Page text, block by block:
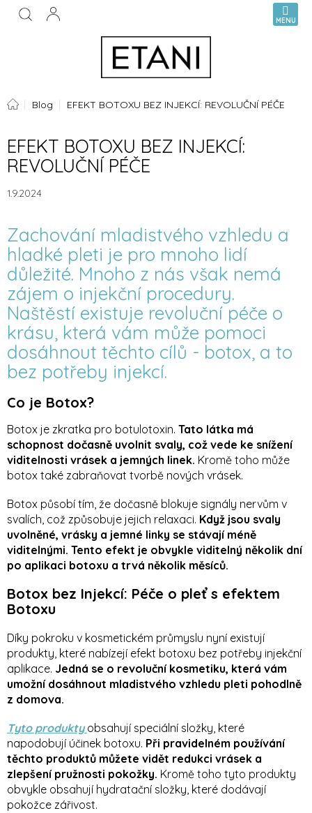
Přejít
KOŠÍK
Domů
Blog EFEKT BOTOXU BEZ INJEKCÍ: REVOLUČNÍ PÉČE
EFEKT BOTOXU BEZ INJEKCÍ:
REVOLUČNÍ PÉČE
1.9.2024
Zachování mladistvého vzhledu a
hladké pleti je pro mnoho lidí
důležité. Mnoho z nás však nemá
zájem o injekční procedury.
Naštěstí existuje revoluční péče o
krásu, která vám může pomoci
dosáhnout těchto cílů - botox, a to
bez potřeby injekcí.
Co je Botox?
Botox je zkratka pro botulotoxin. Tato látka má
schopnost dočasně uvolnit svaly, což vede ke snížení
viditelnosti vrásek a jemných linek. Kromě toho může
botox také zabraňovat tvorbě nových vrásek.
Botox působí tím, že dočasně blokuje signály nervům v
svalích, což způsobuje jejich relaxaci. Když jsou svaly
uvolněné, vrásky a jemné linky se stávají méně
viditelnými. Tento efekt je obvykle viditelný několik dní
po aplikaci botoxu a trvá několik měsíců.
Botox bez Injekcí: Péče o pleť s efektem
Botoxu
Díky pokroku v kosmetickém průmyslu nyní existují
produkty, které nabízejí efekt botoxu bez potřeby injekční
aplikace. Jedná se o revoluční kosmetiku, která vám
umožní dosáhnout mladistvého vzhledu pleti pohodlně
z domova.
Tyto produktyobsahují speciální složky, které
napodobují účinek botoxu. Při pravidelném používání
těchto produktů můžete vidět redukci vrásek a
zlepšení pružnosti pokožky. Kromě toho tyto produkty
obvykle obsahují hydratační složky, které dodávají
pokožce zářivost.